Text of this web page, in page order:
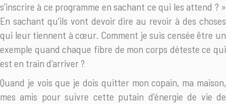
s’inscrire à ce programme en sachant ce qui les attend ? »
En sachant qu’ils vont devoir dire au revoir à des choses
qui leur tiennent à cœur. Comment je suis censée être un
exemple quand chaque fibre de mon corps déteste ce qui
est en train d’arriver ?
Quand je vois que je dois quitter mon copain, ma maison,
mes amis pour suivre cette putain d’énergie de vie de